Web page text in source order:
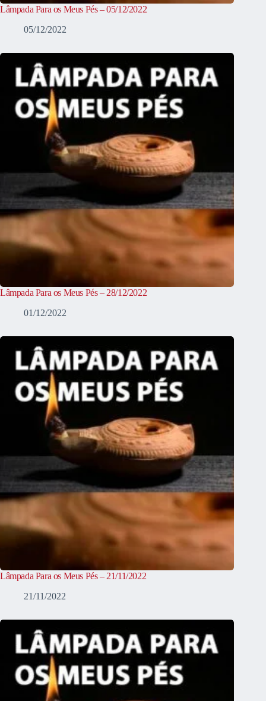
Lâmpada Para os Meus Pés – 05/12/2022
05/12/2022
Lâmpada Para os Meus Pés – 28/12/2022
01/12/2022
Lâmpada Para os Meus Pés – 21/11/2022
21/11/2022